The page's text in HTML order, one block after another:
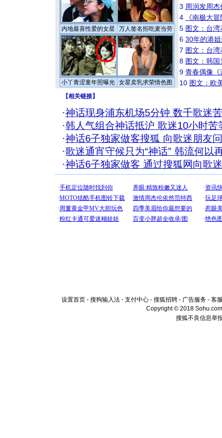
内地最喜性爱的女星 万人签名拒吃麦当劳
小丫青涩童年照曝光 女星卖乳求荣情色图
3 周润发周
4
《南极大
5 图文：台
6 30年的港
7 图文：台
8 图文：韩
9 青春偶像《
10 图文：欧
【相关链接】
·神话现身浦东机场5分钟 数千歌迷
·韩人气组合神话抵沪 歌迷10小时苦
·神话6子独家做客搜狐 向歌迷朋友
·歌迷通宵守候只为“神话” 韩流何以
·神话6子独家做客 通过搜狐网向歌
设置首页 - 搜狗输入法 - 支付中心 - 搜狐招聘 - 广告服务 - 客
Copyright © 2018
搜狐不良信息举